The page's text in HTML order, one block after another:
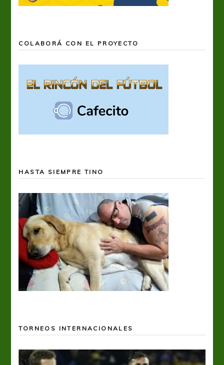
COLABORÁ CON EL PROYECTO
HASTA SIEMPRE TINO
TORNEOS INTERNACIONALES